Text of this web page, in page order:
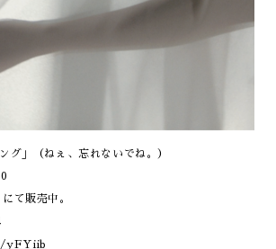
グ」（ねぇ、忘れないでね。）
て販売中。
yFYiib